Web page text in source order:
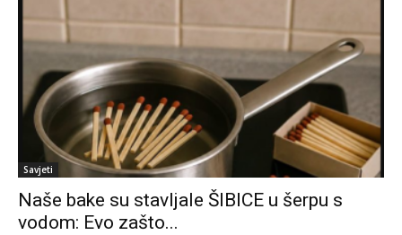
Savjeti
Naše bake su stavljale ŠIBICE u šerpu s
vodom: Evo zašto...